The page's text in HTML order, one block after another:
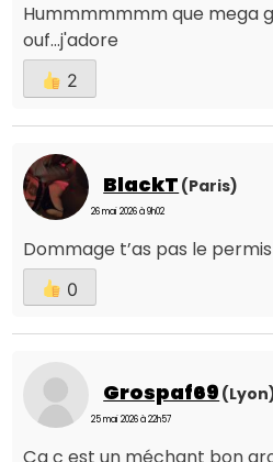
Hummmmmmm que mega
ouf...j'adore
2
BlackT (Paris)
26 mai 2026 à 9h02
Dommage t’as pas le
0
Grospaf69
25 mai 2026 à 22h57